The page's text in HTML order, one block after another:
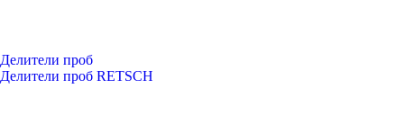
Делители проб
Делители проб RETSCH